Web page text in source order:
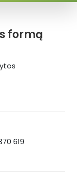
formą
619